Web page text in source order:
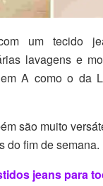
um tecido
lavagens e
A como o da
são muito
do fim de semana.
jeans para